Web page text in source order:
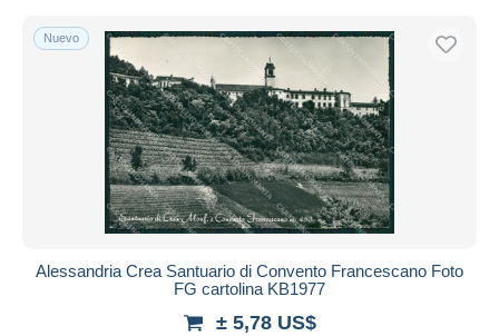
Nuevo
Alessandria Crea Santuario di Convento Francescano Foto
FG cartolina KB1977
± 5,78 US$